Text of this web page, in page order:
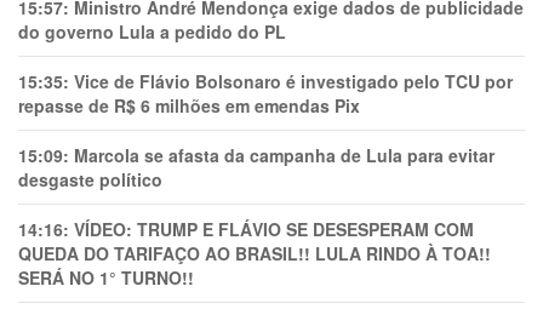
15:57: Ministro André Mendonça exige dados de publicidade
do governo Lula a pedido do PL
15:35: Vice de Flávio Bolsonaro é investigado pelo TCU por
repasse de R$ 6 milhões em emendas Pix
15:09: Marcola se afasta da campanha de Lula para evitar
desgaste político
14:16: VÍDEO: TRUMP E FLÁVIO SE DESESPERAM COM
QUEDA DO TARIFAÇO AO BRASIL!! LULA RINDO À TOA!!
SERÁ NO 1° TURNO!!